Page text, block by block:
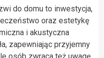
do domu to inwestycja,
oraz estetykę
i akustyczna
zapewniając przyjemny